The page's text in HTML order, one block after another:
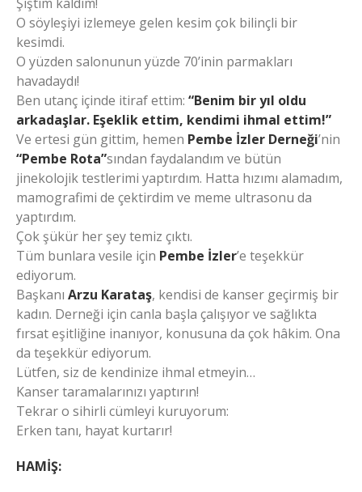
O söyleşiyi izlemeye gelen kesim çok bilinçli bir
kesimdi.
O yüzden salonunun yüzde 70’inin parmakları
havadaydı!
Ben utanç içinde itiraf ettim: “Benim bir yıl oldu
arkadaşlar. Eşeklik ettim, kendimi ihmal ettim!”
Ve ertesi gün gittim, hemen Pembe İzler Derneği’nin
“Pembe Rota”sından faydalandım ve bütün
jinekolojik testlerimi yaptırdım. Hatta hızımı alamadım,
mamografimi de çektirdim ve meme ultrasonu da
yaptırdım.
Çok şükür her şey temiz çıktı.
Tüm bunlara vesile için Pembe İzler’e teşekkür
ediyorum.
Başkanı Arzu Karataş, kendisi de kanser geçirmiş bir
kadın. Derneği için canla başla çalışıyor ve sağlıkta
fırsat eşitliğine inanıyor, konusuna da çok hâkim. Ona
da teşekkür ediyorum.
Lütfen, siz de kendinize ihmal etmeyin…
Kanser taramalarınızı yaptırın!
Tekrar o sihirli cümleyi kuruyorum:
Erken tanı, hayat kurtarır!
HAMİŞ: